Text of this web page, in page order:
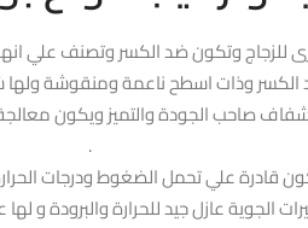
للزجاج وتكون ضد الكسر وتصنف علي
ضد الكسر وذات اسطح ناعمة
صاحب الجودة والتميز ويكون
.
قادرة علي تحمل الضغوط ودرجات
الجوية عازل جيد للحرارة والبرودة